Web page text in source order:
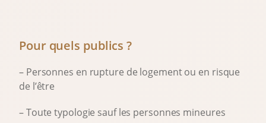
Pour quels publics ?
– Personnes en rupture de logement ou en risque
de l’être
– Toute typologie sauf les personnes mineures